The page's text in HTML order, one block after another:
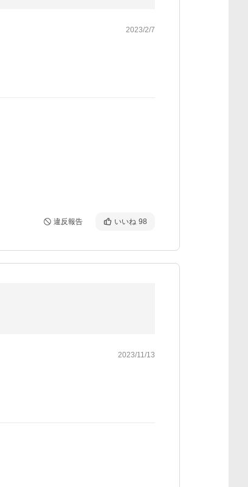
2023/2/7
違反報告 いいね 98
2023/11/13